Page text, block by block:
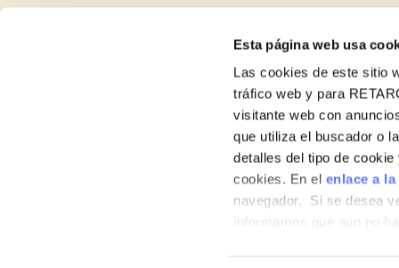
Esta página web usa
Las cookies de este sitio
tráfico web y para
visitante web con
que utiliza el buscador o
detalles del tipo de
cookies. En el enlace a
navegador. Si se desea
informamos que aún no